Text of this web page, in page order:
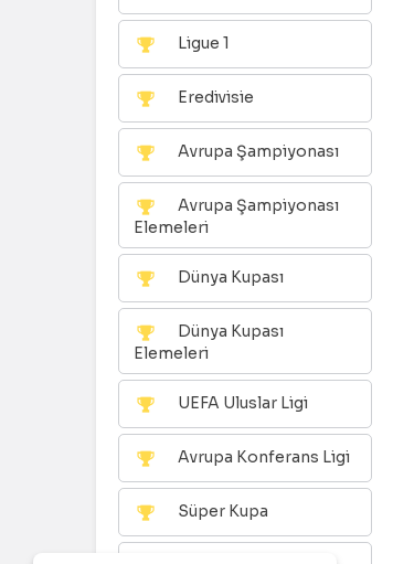
Ligue 1
Eredivisie
Avrupa Şampiyonası
Avrupa Şampiyonası
Elemeleri
Dünya Kupası
Dünya Kupası
Elemeleri
UEFA Uluslar Ligi
Avrupa Konferans Ligi
Süper Kupa